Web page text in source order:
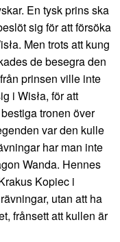
En tysk prins ska
sig för att försöka
Men trots att kung
de besegra den
prinsen ville inte
i Wisła, för att
tronen över
var den kulle
har man inte
Wanda. Hennes
Kopiec i
utan att ha
frånsett att kullen är